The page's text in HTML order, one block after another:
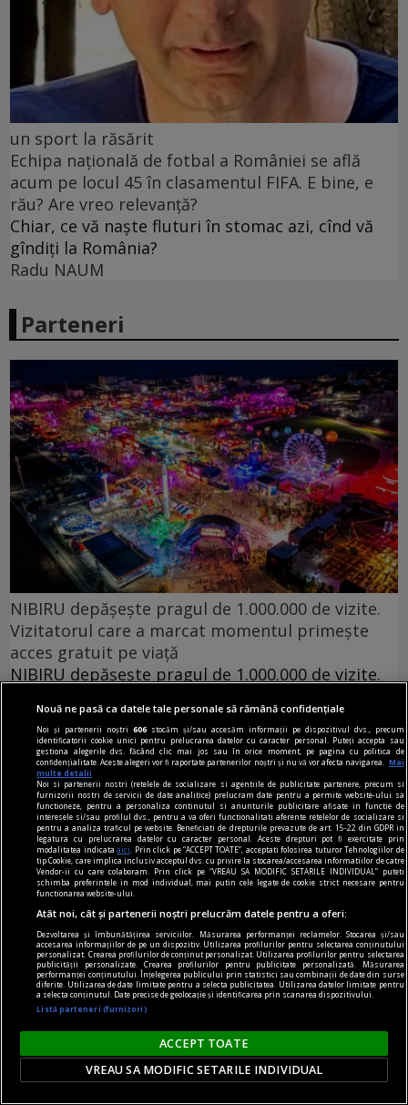
un sport la răsărit
Echipa națională de fotbal a României se află
acum pe locul 45 în clasamentul FIFA. E bine, e
rău? Are vreo relevanță?
Chiar, ce vă naște fluturi în stomac azi, cînd vă
gîndiți la România?
Radu NAUM
Parteneri
NIBIRU depășește pragul de 1.000.000 de vizite.
Vizitatorul care a marcat momentul primește
acces gratuit pe viață
NIBIRU depășește pragul de 1.000.000 de vizite.
acces gratuit pe viață.
Harry Kane va primi trofeul pentru cel mai bun
marcator din Europa
Atacantul englez Harry Kane va primi luna
aceasta „Gheata de Aur”, trofeul rezervat celui
mai bun marcator din ligile europene de fotbal
Nouă ne pasă ca datele tale personale să rămână confidențiale
Noi și partenerii noștri606 stocăm și/sau accesăm informații pe dispozitivul dvs., precum
identificatorii cookie unici pentru prelucrarea datelor cu caracter personal. Puteți accepta sau
gestiona alegerile dvs. făcând clic mai jos sau în orice moment, pe pagina cu politica de
confidențialitate. Aceste alegeri vor fi raportate partenerilor noștri și nu vă vor afecta navigarea.
Mai
multe detalii
Noi si partenerii nostri (retelele de socializare si agentiile de publicitate partenere, precum si
furnizorii nostri de servicii de date analitice) prelucram date pentru a permite website-ului sa
functioneze, pentru a personaliza continutul si anunturile publicitare afisate in functie de
interesele si/sau profilul dvs., pentru a va oferi functionalitati aferente retelelor de socializare si
pentru a analiza traficul pe website. Beneficiati de drepturile prevazute de art. 15-22 din GDPR in
legatura cu prelucrarea datelor cu caracter personal. Aceste drepturi pot fi exercitate prin
modalitatea indicataaici
. Prin click pe “ACCEPT TOATE”, acceptati folosirea tuturor Tehnologiilor de
tip Cookie, care implica inclusiv acceptul dvs. cu privire la stocarea/accesarea informatiilor de catre
Vendor-ii cu care colaboram. Prin click pe “VREAU SA MODIFIC SETARILE INDIVIDUAL” puteti
schimba preferintele in mod individual, mai putin cele legate de cookie strict necesare pentru
functionarea website-ului.
Atât noi, cât și partenerii noștri prelucrăm datele pentru a oferi:
Dezvoltarea și îmbunătățirea serviciilor. Măsurarea performanței reclamelor. Stocarea și/sau
accesarea informațiilor de pe un dispozitiv. Utilizarea profilurilor pentru selectarea conținutului
personalizat. Crearea profilurilor de conținut personalizat. Utilizarea profilurilor pentru selectarea
publicității personalizate. Crearea profilurilor pentru publicitate personalizată. Măsurarea
performanței conținutului. Înțelegerea publicului prin statistici sau combinații de date din surse
diferite. Utilizarea de date limitate pentru a selecta publicitatea. Utilizarea datelor limitate pentru
a selecta conținutul. Date precise de geolocație și identificarea prin scanarea dispozitivului.
Listă parteneri (furnizori)
ACCEPT TOATE
VREAU SA MODIFIC SETARILE INDIVIDUAL